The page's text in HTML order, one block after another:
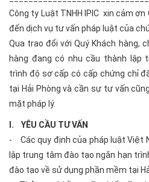
Công ty Luật TNHH IPIC xin cảm
đến dịch vụ tư vấn pháp luật của
Qua trao đổi với Quý Khách hàng,
hàng đang có nhu cầu thành lập
trình độ sơ cấp có cấp chứng chỉ
tại Hải Phòng và cần sự tư vấn
mặt pháp lý.
I. YÊU CẦU TƯ VẤN
- Các quy định của pháp luật Việt
lập trung tâm đào tạo ngắn hạn
đào tạo về sử dụng phần mềm tại